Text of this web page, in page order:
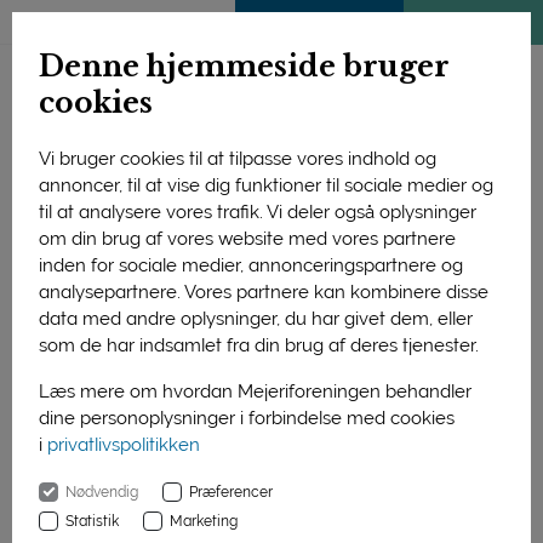
Denne hjemmeside bruger
cookies
Vi bruger cookies til at tilpasse vores indhold og
annoncer, til at vise dig funktioner til sociale medier og
til at analysere vores trafik. Vi deler også oplysninger
om din brug af vores website med vores partnere
inden for sociale medier, annonceringspartnere og
analysepartnere. Vores partnere kan kombinere disse
data med andre oplysninger, du har givet dem, eller
som de har indsamlet fra din brug af deres tjenester.
Læs mere om hvordan Mejeriforeningen behandler
dine personoplysninger i forbindelse med cookies
i privatlivspolitikken
Nødvendig
Præferencer
Statistik
Marketing
01. januar 2016